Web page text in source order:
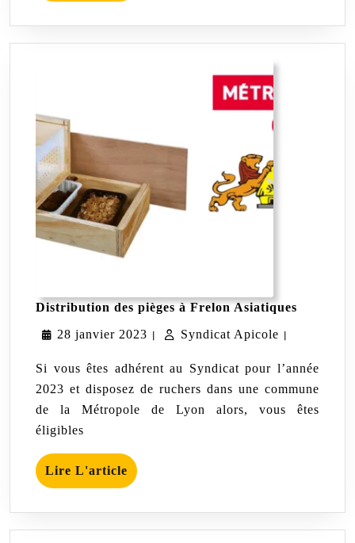
Distribution des pièges à Frelon Asiatiques
28 janvier 2023 28
| Syndicat Apicole Syndicat
|
Si vous êtes adhérent au Syndicat pour l’année
2023 et disposez de ruchers dans une commune
de la Métropole de Lyon alors, vous êtes
éligibles
Lire L'article Lire
L'article